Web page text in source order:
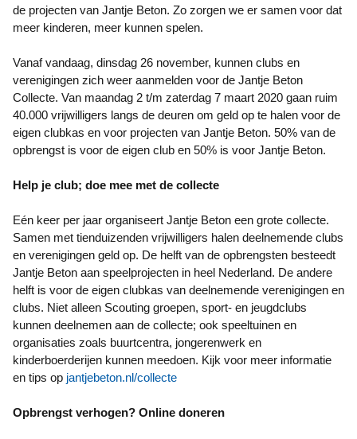
de projecten van Jantje Beton. Zo zorgen we er samen voor dat
meer kinderen, meer kunnen spelen.
Vanaf vandaag, dinsdag 26 november, kunnen clubs en
verenigingen zich weer aanmelden voor de Jantje Beton
Collecte. Van maandag 2 t/m zaterdag 7 maart 2020 gaan ruim
40.000 vrijwilligers langs de deuren om geld op te halen voor de
eigen clubkas en voor projecten van Jantje Beton. 50% van de
opbrengst is voor de eigen club en 50% is voor Jantje Beton.
Help je club; doe mee met de collecte
Eén keer per jaar organiseert Jantje Beton een grote collecte.
Samen met tienduizenden vrijwilligers halen deelnemende clubs
en verenigingen geld op. De helft van de opbrengsten besteedt
Jantje Beton aan speelprojecten in heel Nederland. De andere
helft is voor de eigen clubkas van deelnemende verenigingen en
clubs. Niet alleen Scouting groepen, sport- en jeugdclubs
kunnen deelnemen aan de collecte; ook speeltuinen en
organisaties zoals buurtcentra, jongerenwerk en
kinderboerderijen kunnen meedoen. Kijk voor meer informatie
en tips op jantjebeton.nl/collecte
Opbrengst verhogen? Online doneren